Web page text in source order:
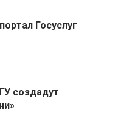
Госуслуг
создадут